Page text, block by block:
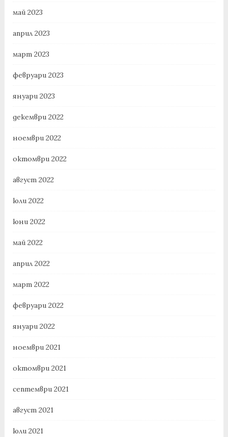
май 2023
април 2023
март 2023
февруари 2023
януари 2023
декември 2022
ноември 2022
октомври 2022
август 2022
юли 2022
юни 2022
май 2022
април 2022
март 2022
февруари 2022
януари 2022
ноември 2021
октомври 2021
септември 2021
август 2021
юли 2021